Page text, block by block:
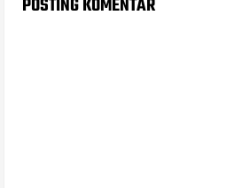
POSTING KOMENTAR